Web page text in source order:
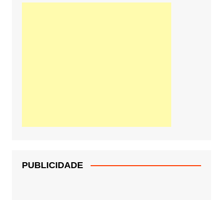
PUBLICIDADE